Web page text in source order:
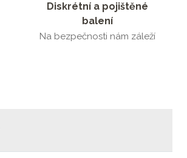
Diskrétní a pojištěné
balení
Na bezpečnosti nám záleží